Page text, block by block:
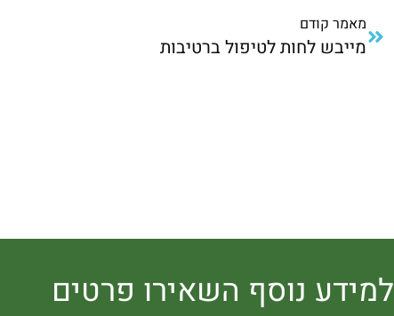
מאמר קודם
מייבש לחות לטיפול ברטיבות
למידע נוסף השאירו פרטים